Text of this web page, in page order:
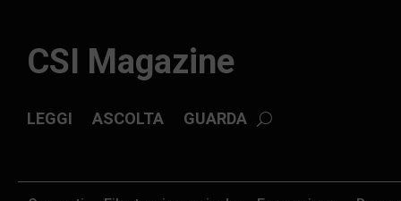
CSI Magazine
ASCOLTA GUARDA
LEGGI